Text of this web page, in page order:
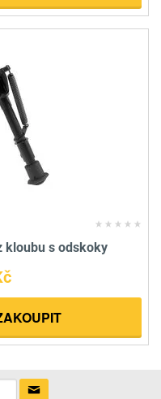
kloubu s odskoky